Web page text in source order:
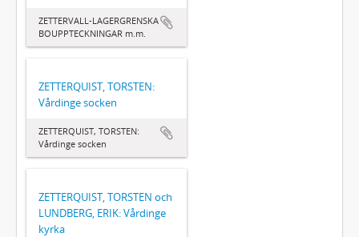
ZETTERVALL-LAGERGRENSKA
BOUPPTECKNINGAR m.m.
ZETTERQUIST, TORSTEN:
Vårdinge socken
ZETTERQUIST, TORSTEN:
Vårdinge socken
ZETTERQUIST, TORSTEN och
LUNDBERG, ERIK: Vårdinge
kyrka